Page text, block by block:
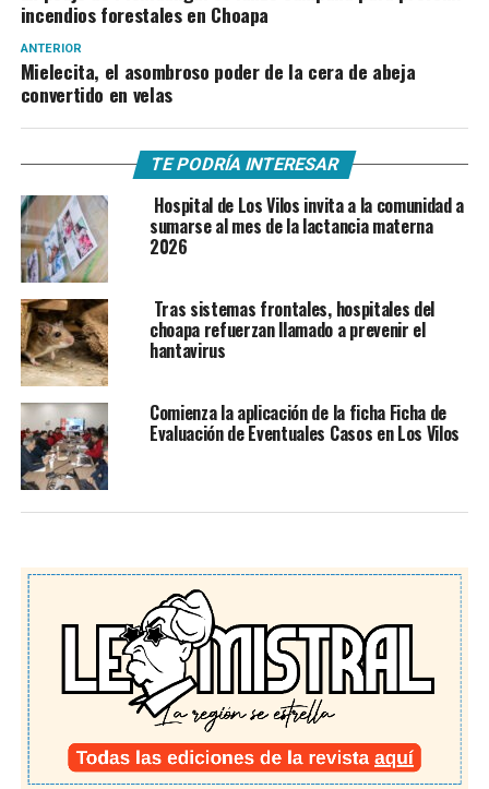
incendios forestales en Choapa
ANTERIOR
Mielecita, el asombroso poder de la cera de abeja
convertido en velas
TE PODRÍA INTERESAR
Hospital de Los Vilos invita a la comunidad a
sumarse al mes de la lactancia materna
2026
Tras sistemas frontales, hospitales del
choapa refuerzan llamado a prevenir el
hantavirus
Comienza la aplicación de la ficha Ficha de
Evaluación de Eventuales Casos en Los Vilos